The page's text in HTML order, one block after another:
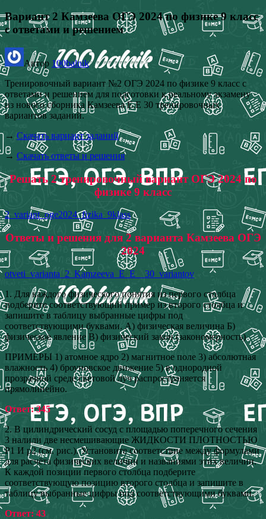
Вариант 2 Камзеева ОГЭ 2024 по физике 9 класс
с ответами и решением
Автор 100balnik
Тренировочный вариант №2 ОГЭ 2024 по физике 9 класс с
ответами и решением для подготовки к реальному экзамену
из нового сборника Камзеева Е.Е 30 тренировочных
вариантов заданий.
→ Скачать вариант заданий
→ Скачать ответы и решения
Решать 2 тренировочный вариант ОГЭ 2024 по
физике 9 класс
2_variant_oge2024_fizika_9klass
Ответы и решения для 2 варианта Камзеева ОГЭ
2024
otveti_varianta_2_Kamzeeva_E_E__30_variantov
1. Для каждого физического понятия из первого столбца
подберите соответствующий пример из второго столбца и
запишите в таблицу выбранные цифры под
соответствующими буквами. А) физическая величина Б)
физическое явление В) физический закон (закономерность)
ПРИМЕРЫ 1) атомное ядро 2) магнитное поле 3) абсолютная
влажность 4) броуновское движение 5) в однородной
прозрачной среде световой луч распространяется
прямолинейно.
Ответ: 345
2. В цилиндрический сосуд с площадью поперечного сечения
3 налили две несмешивающие ЖИДКОСТИ ПЛОТНОСТЬЮ
Р1 И р2 (см. рис.). Установите соответствие между формулами
для расчёта физических величин и названиями этих величин.
К каждой позиции первого столбца подберите
соответствующую позицию второго столбца и запишите в
таблицу выбранные цифры под соответствующими буквами.
Ответ: 43